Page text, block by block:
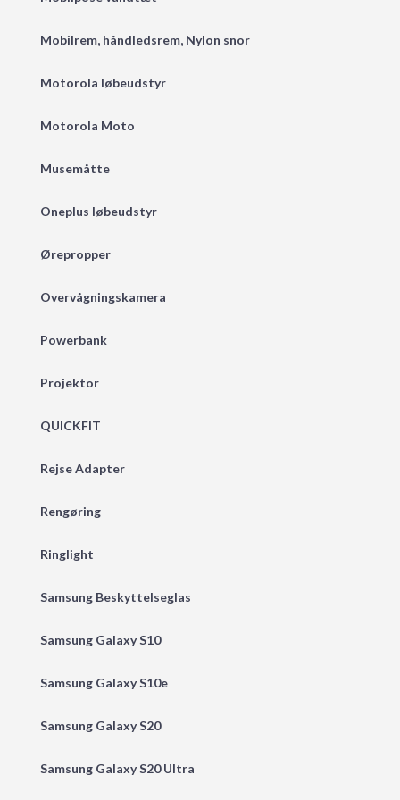
Mobilrem, håndledsrem, Nylon snor
Motorola løbeudstyr
Motorola Moto
Musemåtte
Oneplus løbeudstyr
Ørepropper
Overvågningskamera
Powerbank
Projektor
QUICKFIT
Rejse Adapter
Rengøring
Ringlight
Samsung Beskyttelseglas
Samsung Galaxy S10
Samsung Galaxy S10e
Samsung Galaxy S20
Samsung Galaxy S20 Ultra